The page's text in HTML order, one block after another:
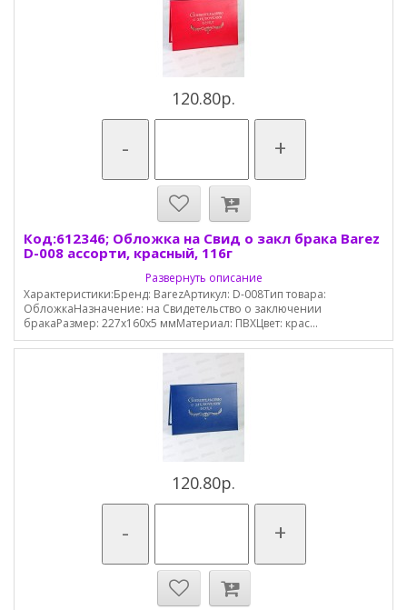
120.80р.
- +
Код:612346; Обложка на Свид о закл брака Barez
D-008 ассорти, красный, 116г
Развернуть описание
Характеристики:Бренд: BarezАртикул: D-008Тип товара:
ОбложкаНазначение: на Свидетельство о заключении
бракаРазмер: 227х160х5 ммМатериал: ПВХЦвет: крас...
120.80р.
- +